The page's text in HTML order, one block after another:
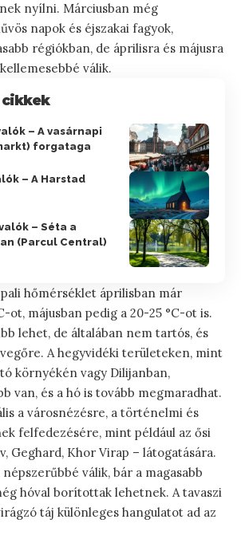
nyílni. Márciusban még
napok és éjszakai fagyok,
régiókban, de áprilisra és májusra
válik.
cikkek
– A vasárnapi
forgataga
– A Harstad
– Séta a
(Parcul Central)
hőmérséklet áprilisban már
ot, májusban pedig a 20-25 °C-ot is.
lehet, de általában nem tartós, és
A hegyvidéki területeken, mint
környékén vagy Dilijanban,
van, és a hó is tovább megmaradhat.
a városnézésre, a történelmi és
felfedezésére, mint például az ősi
Geghard, Khor Virap – látogatására.
válik, bár a magasabb
hóval borítottak lehetnek. A tavaszi
táj különleges hangulatot ad az